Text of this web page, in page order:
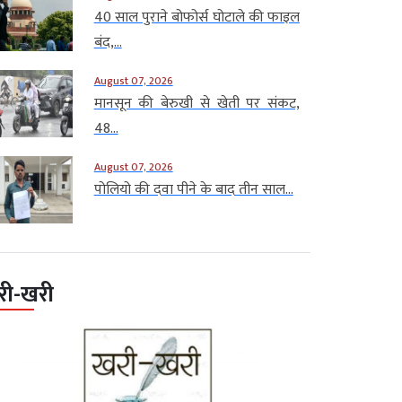
40 साल पुराने बोफोर्स घोटाले की फाइल
बंद,...
August 07, 2026
मानसून की बेरुखी से खेती पर संकट,
48...
August 07, 2026
पोलियो की दवा पीने के बाद तीन साल...
खरी